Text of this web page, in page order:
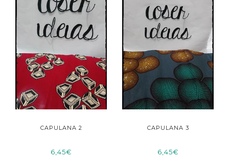
CAPULANA 2
6,45€
CAPULANA 3
6,45€